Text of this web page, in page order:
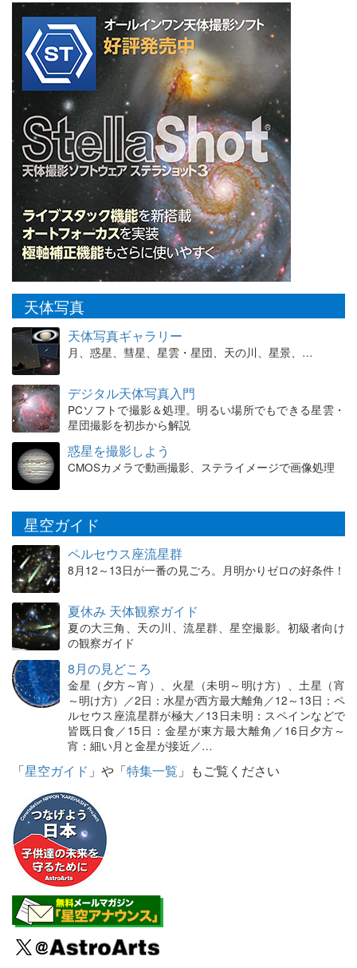
天体写真
天体写真ギャラリー
月、惑星、彗星、星雲・星団、天の川、星景、…
デジタル天体写真入門
PCソフトで撮影＆処理。明るい場所でもできる星雲・
星団撮影を初歩から解説
惑星を撮影しよう
CMOSカメラで動画撮影、ステライメージで画像処理
星空ガイド
ペルセウス座流星群
8月12～13日が一番の見ごろ。月明かりゼロの好条件！
夏休み 天体観察ガイド
夏の大三角、天の川、流星群、星空撮影。初級者向け
の観察ガイド
8月の見どころ
金星（夕方～宵）、火星（未明～明け方）、土星（宵
～明け方）／2日：水星が西方最大離角／12～13日：ペ
ルセウス座流星群が極大／13日未明：スペインなどで
皆既日食／15日：金星が東方最大離角／16日夕方～
宵：細い月と金星が接近／…
「星空ガイド 」や「特集一覧 」もご覧ください